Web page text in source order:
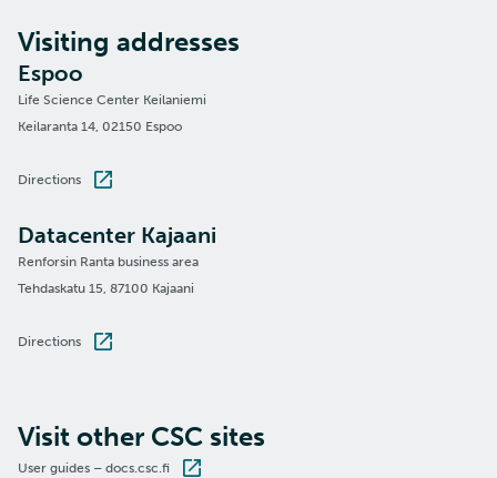
Visiting addresses
Espoo
Life Science Center Keilaniemi
Keilaranta 14, 02150 Espoo
Directions
Datacenter Kajaani
Renforsin Ranta business area
Tehdaskatu 15, 87100 Kajaani
Directions
Visit other CSC sites
User guides – docs.csc.fi